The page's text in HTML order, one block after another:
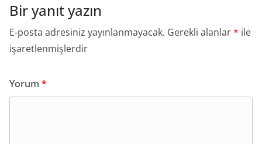
Bir yanıt yazın
E-posta adresiniz yayınlanmayacak. Gerekli alanlar* ile
işaretlenmişlerdir
Yorum *